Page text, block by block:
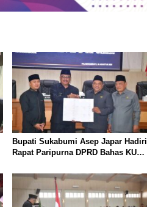
Bupati Sukabumi Asep Japar Hadiri
Rapat Paripurna DPRD Bahas KUA-